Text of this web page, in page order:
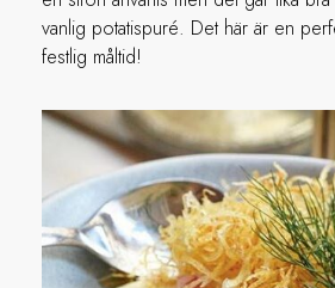
vanlig potatispuré. Det här är en
festlig måltid!